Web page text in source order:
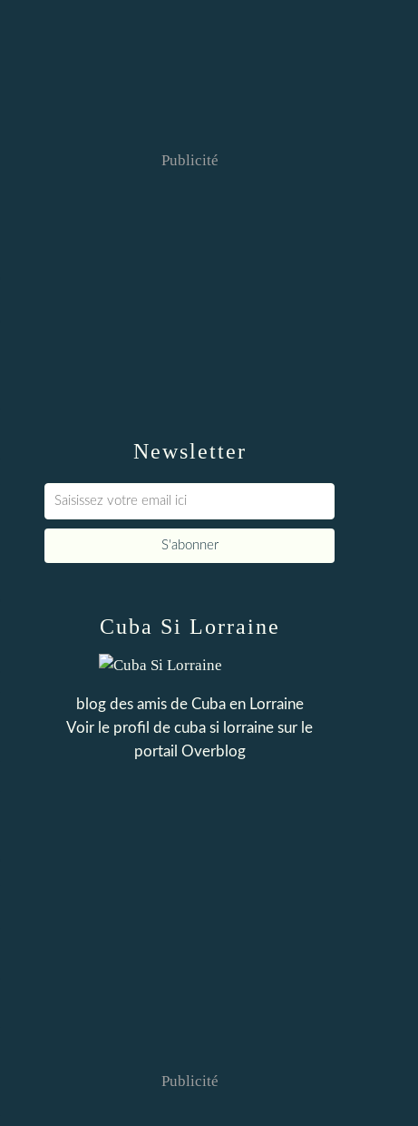
Newsletter
Publicité
Cuba Si Lorraine
blog des amis de Cuba en Lorraine
Voir le profil de cuba si lorraine sur le
portail Overblog
Publicité